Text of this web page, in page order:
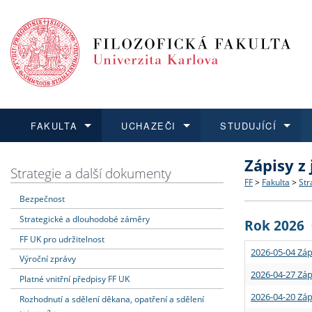
FAKULTA
Dozvědět se více
Struktura
Strategie
Podpora
UCHAZEČI
Podat přihlášku
Co
Učitelské
STUDUJÍCÍ
Dozvědět se více
Rigorózní
Dozvědět se více
O vědě a
Granty a
Dozvědět se více
Aktuální
Strategie a další dokumenty
Bezpečnost
Strategické a dlouhodobé záměry
FF UK pro udržitelnost
Výroční zprávy
Platné vnitřní předpisy FF UK
Rozhodnutí a sdělení děkana, opatření a sdělení
Zápisy
FF > Fakulta >
Rok 2026
2026-05-04
2026-04-27
2026-04-20